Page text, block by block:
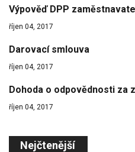
Výpověď DPP
říjen 04, 2017
Darovací smlouva
říjen 04, 2017
Dohoda o odpovědnosti za
říjen 04, 2017
Nejčtenější